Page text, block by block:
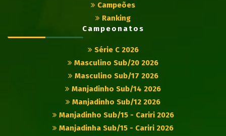
Campeões
Ranking
Campeonatos
Série C 2026
Masculino Sub/20 2026
Masculino Sub/17 2026
Manjadinho Sub/14 2026
Manjadinho Sub/12 2026
Manjadinho Sub/15 - Cariri 2026
Manjadinha Sub/15 - Cariri 2026